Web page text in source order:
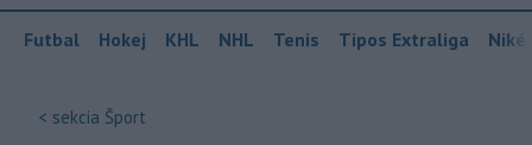
Futbal Hokej KHL NHL Tenis Tipos Extraliga
< sekcia Šport